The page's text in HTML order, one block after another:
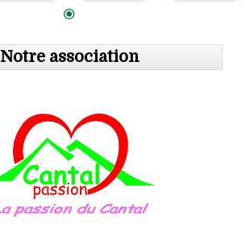
Notre association